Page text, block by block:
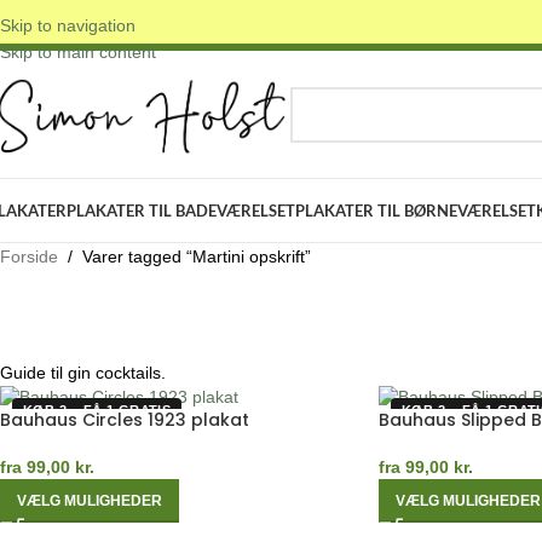
Skip to navigation
Skip to main content
ORIGINALE DESIGNS ✓ 3-5
PLAKATER TIL BADEVÆRELSETPLAKATER TIL BØRNEVÆRELSET
Forside / Varer tagged “Martini opskrift”
Guide til gin cocktails.
KØB 2 – FÅ 1 GRATIS
Bauhaus Circles 1923 plakat
fra 99,00 kr.
VÆLG MULIGHEDER
KØB 2 – FÅ 1
Bauhaus Slipped
fra 99,00 kr.
VÆLG MULIGHEDER